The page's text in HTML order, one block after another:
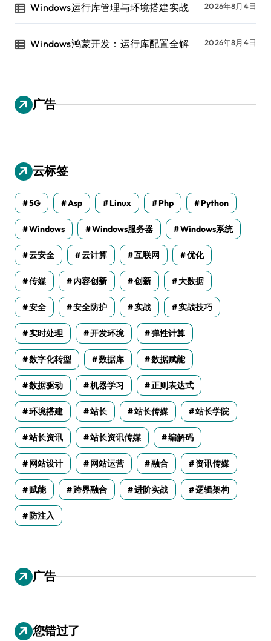
Windows运行库管理与环境搭建实战 2026年8月4日
Windows鸿蒙开发：运行库配置全解 2026年8月4日
广告
云标签
5G Asp Linux Php Python
Windows Windows服务器 Windows系统
云安全 云计算 互联网 优化
传媒 内容创新 创新 大数据
安全 安全防护 实战 实战技巧
实时处理 开发环境 弹性计算
数字化转型 数据库 数据赋能
数据驱动 机器学习 正则表达式
环境搭建 站长 站长传媒 站长学院
站长资讯 站长资讯传媒 编解码
网站设计 网站运营 融合 资讯传媒
赋能 跨界融合 进阶实战 逻辑架构
防注入
广告
您错过了